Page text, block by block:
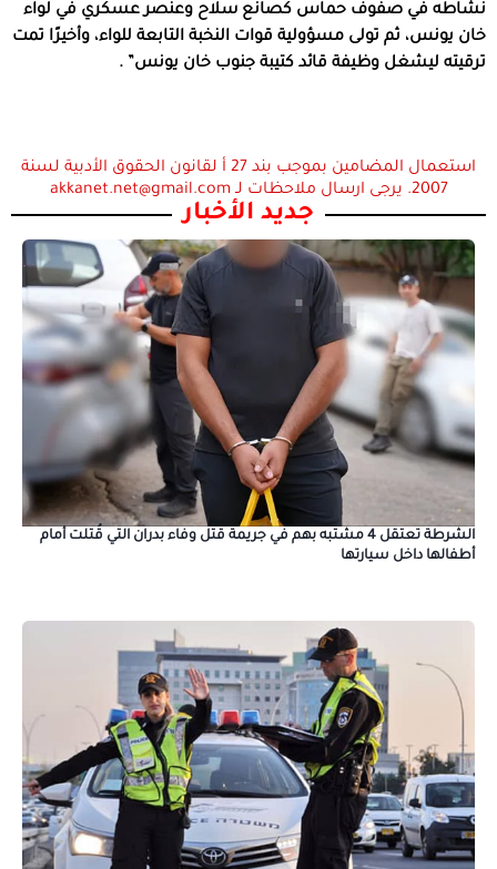
نشاطه في صفوف حماس كصانع سلاح وعنصر عسكري في لواء
خان يونس، ثم تولى مسؤولية قوات النخبة التابعة للواء، وأخيرًا تمت
ترقيته ليشغل وظيفة قائد كتيبة جنوب خان يونس” .
استعمال المضامين بموجب بند 27 أ لقانون الحقوق الأدبية لسنة
2007. يرجى ارسال ملاحظات لـ akkanet.net@gmail.com
جديد الأخبار
الشرطة تعتقل 4 مشتبه بهم في جريمة قتل وفاء بدران التي قُتلت أمام
أطفالها داخل سيارتها